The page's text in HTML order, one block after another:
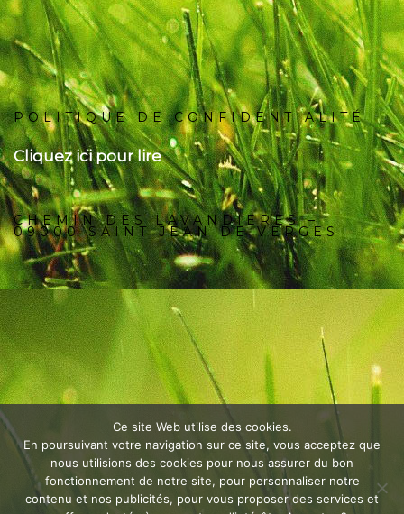
POLITIQUE DE CONFIDENTIALITÉ
Cliquez ici pour lire
CHEMIN DES LAVANDIERES –
09000 SAINT JEAN DE VERGES
Ce site Web utilise des cookies.
En poursuivant votre navigation sur ce site, vous acceptez que
nous utilisions des cookies pour nous assurer du bon
fonctionnement de notre site, pour personnaliser notre
contenu et nos publicités, pour vous proposer des services et